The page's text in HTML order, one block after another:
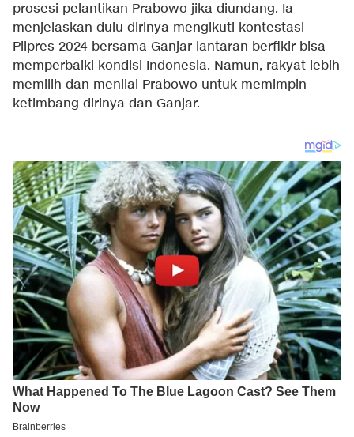
prosesi pelantikan Prabowo jika diundang. Ia
menjelaskan dulu dirinya mengikuti kontestasi
Pilpres 2024 bersama Ganjar lantaran berfikir bisa
memperbaiki kondisi Indonesia. Namun, rakyat lebih
memilih dan menilai Prabowo untuk memimpin
ketimbang dirinya dan Ganjar.